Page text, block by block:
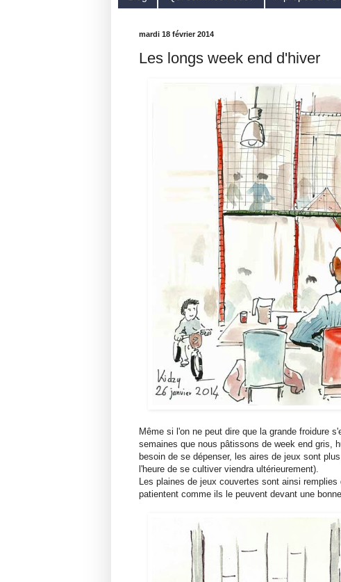
mardi 18 février 2014
Les longs week end d'hiver
Même si l'on ne peut dire que la grande froidure
semaines que nous pâtissons de week end gris,
besoin de se dépenser, les aires de jeux sont
l'heure de se cultiver viendra ultérieurement).
Les plaines de jeux couvertes sont ainsi
patientent comme ils le peuvent devant une